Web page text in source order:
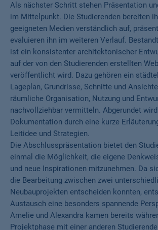
Als nächster Schritt stehen Präsentation
im Mittelpunkt. Die Studierenden bereiten
geeigneten Medien verständlich auf,
evaluieren ihn im weiteren Verlauf.
ist ein konsistenter architektonischer
auf der von den Studierenden erstellten
veröffentlicht wird. Dazu gehören ein
Lageplan, Grundrisse, Schnitte und
räumliche Organisation, Nutzung und
nachvollziehbar vermitteln. Abgerundet
Dokumentation durch eine kurze
Leitidee und Strategien.
Die Abschlusspräsentation bietet den
einmal die Möglichkeit, die eigene
und neue Inspirationen mitzunehmen. Da
die Bearbeitung zwischen zwei
Neubauprojekten entscheiden konnten,
Austausch eine besonders spannende
Amelie und Alexandra kamen bereits
Projektphase mit einer anderen